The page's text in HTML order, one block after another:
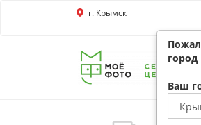
Перейти к основной информации
г. Крымск
город
Ваш